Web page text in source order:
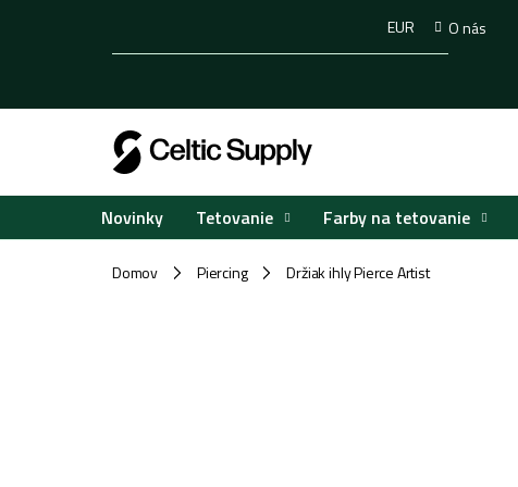
O nás
EUR
Novinky Tetovanie Farby na tetovanie
Domov / Piercing / Držiak ihly Pierce Artist